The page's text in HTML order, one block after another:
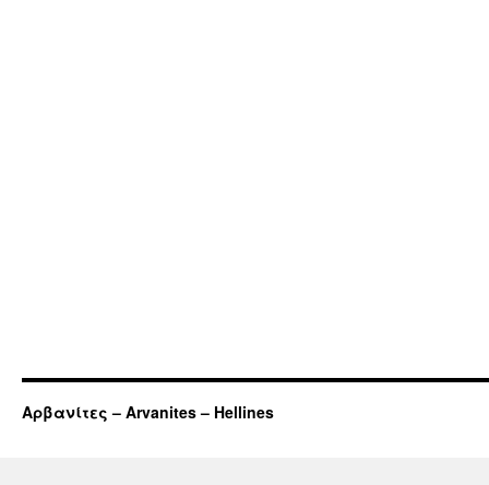
Αρβανίτες – Arvanites – Hellines